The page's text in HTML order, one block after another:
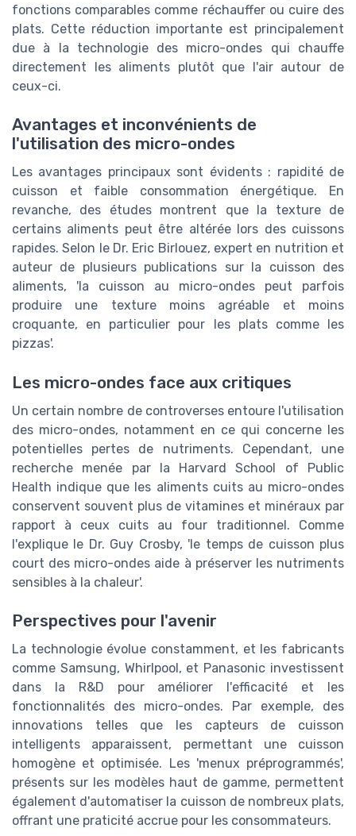
fonctions comparables comme réchauffer ou cuire des
plats. Cette réduction importante est principalement
due à la technologie des micro-ondes qui chauffe
directement les aliments plutôt que l'air autour de
ceux-ci.
Avantages et inconvénients de
l'utilisation des micro-ondes
Les avantages principaux sont évidents : rapidité de
cuisson et faible consommation énergétique. En
revanche, des études montrent que la texture de
certains aliments peut être altérée lors des cuissons
rapides. Selon le Dr. Eric Birlouez, expert en nutrition et
auteur de plusieurs publications sur la cuisson des
aliments, 'la cuisson au micro-ondes peut parfois
produire une texture moins agréable et moins
croquante, en particulier pour les plats comme les
pizzas'.
Les micro-ondes face aux critiques
Un certain nombre de controverses entoure l'utilisation
des micro-ondes, notamment en ce qui concerne les
potentielles pertes de nutriments. Cependant, une
recherche menée par la Harvard School of Public
Health indique que les aliments cuits au micro-ondes
conservent souvent plus de vitamines et minéraux par
rapport à ceux cuits au four traditionnel. Comme
l'explique le Dr. Guy Crosby, 'le temps de cuisson plus
court des micro-ondes aide à préserver les nutriments
sensibles à la chaleur'.
Perspectives pour l'avenir
La technologie évolue constamment, et les fabricants
comme Samsung, Whirlpool, et Panasonic investissent
dans la R&D pour améliorer l'efficacité et les
fonctionnalités des micro-ondes. Par exemple, des
innovations telles que les capteurs de cuisson
intelligents apparaissent, permettant une cuisson
homogène et optimisée. Les 'menux préprogrammés',
présents sur les modèles haut de gamme, permettent
également d'automatiser la cuisson de nombreux plats,
offrant une praticité accrue pour les consommateurs.